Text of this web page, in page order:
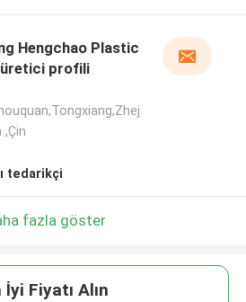
Hengchao Plastic
üretici profili
,Çin
tedarikçi
fazla göster
İyi Fiyatı Alın